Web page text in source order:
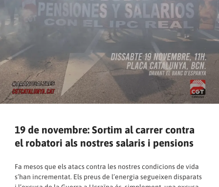
19 de novembre: Sortim al carrer contra
el robatori als nostres salaris i pensions
Fa mesos que els atacs contra les nostres condicions de vida
s’han incrementat. Els preus de l’energia segueixen disparats